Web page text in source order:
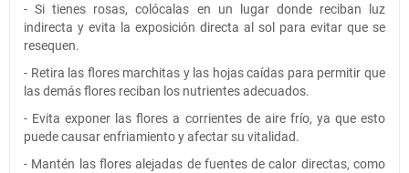
- Si tienes rosas, colócalas en un lugar donde reciban luz
indirecta y evita la exposición directa al sol para evitar que se
resequen.
- Retira las flores marchitas y las hojas caídas para permitir que
las demás flores reciban los nutrientes adecuados.
- Evita exponer las flores a corrientes de aire frío, ya que esto
puede causar enfriamiento y afectar su vitalidad.
- Mantén las flores alejadas de fuentes de calor directas, como